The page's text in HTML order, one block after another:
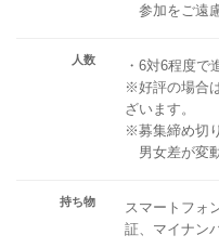
参加をご遠
人数
・6対6程度で
※好評の場合
ざいます。
※募集締め切
男女差が変
持ち物
スマートフォ
証、マイナン